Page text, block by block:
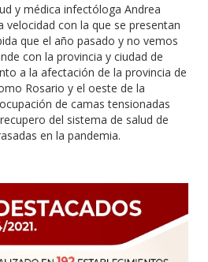
y médica infectóloga Andrea
velocidad con la que se presentan
que el año pasado y no vemos
con la provincia y ciudad de
a la afectación de la provincia de
Rosario y el oeste de la
de camas tensionadas
del sistema de salud de
en la pandemia.